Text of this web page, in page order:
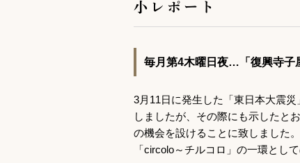
小レポート
毎月第4木曜日夜…「復興寺子
3月11日に発生した「東日本大震
しましたが、その際にも示したと
の機会を設けることに致しました
「circolo～チルコロ」の一環として